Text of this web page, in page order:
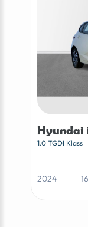
Hyundai
1.0 TGDI Klass
2024